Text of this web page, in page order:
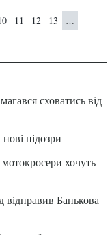
11 12 13 …
сховатись від
підозри
хочуть
відправив Банькова